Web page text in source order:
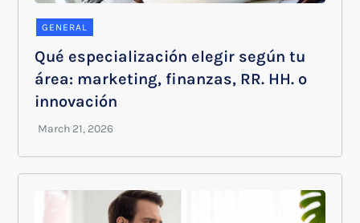
GENERAL
Qué especialización elegir según tu
área: marketing, finanzas, RR. HH. o
innovación